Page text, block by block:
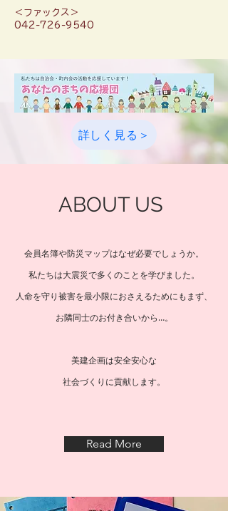
＜ファックス＞
​042-726-9540
詳しく見る＞
ABOUT US
会員名簿や防災マップはなぜ必要でしょうか。
私たちは大震災で多くのことを学びました。
人命を守り被害を最小限におさえるためにもまず、
お隣同士のお付き合いから…。
美建企画は安全安心な
社会づくりに貢献します。
Read More